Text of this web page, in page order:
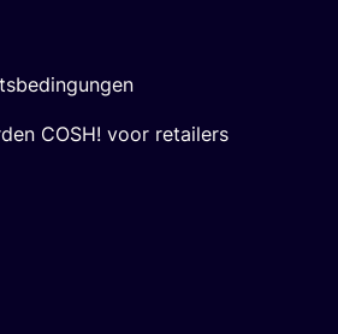
COSH! voor retailers